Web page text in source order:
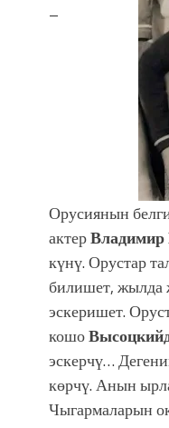
Park'ка 30 миң
–
Орусиянын
актер
күнү. Орустар
билишет, жылда
эскеришет.
кошо
эскерчү…
көрчү. Анын
Чыгармаларын